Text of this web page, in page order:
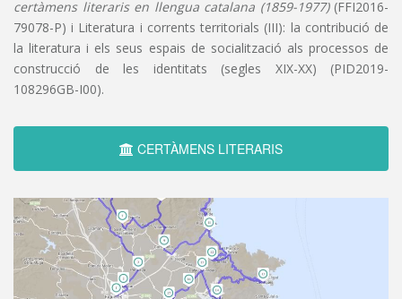
certàmens literaris en llengua catalana (1859-1977)(FFI2016-
79078-P) i Literatura i corrents territorials (III): la contribució de
la literatura i els seus espais de socialització als processos de
construcció de les identitats (segles XIX-XX) (PID2019-
108296GB-I00).
CERTÀMENS LITERARIS